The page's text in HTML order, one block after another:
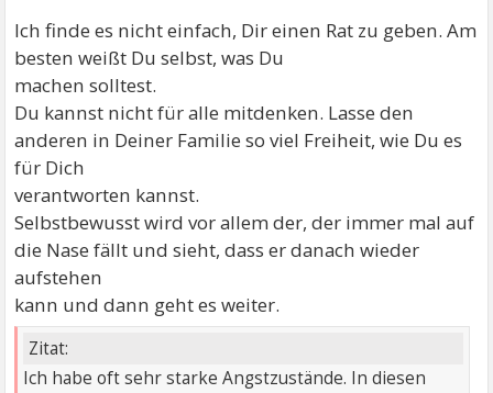
Ich finde es nicht einfach, Dir einen Rat zu geben. Am
besten weißt Du selbst, was Du
machen solltest.
Du kannst nicht für alle mitdenken. Lasse den
anderen in Deiner Familie so viel Freiheit, wie Du es
für Dich
verantworten kannst.
Selbstbewusst wird vor allem der, der immer mal auf
die Nase fällt und sieht, dass er danach wieder
aufstehen
kann und dann geht es weiter.
Zitat:
Ich habe oft sehr starke Angstzustände. In diesen